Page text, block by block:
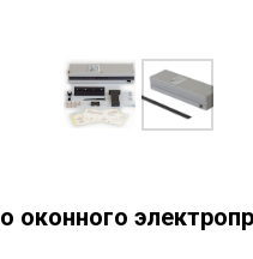
оконного